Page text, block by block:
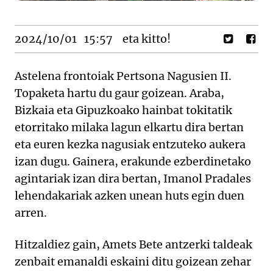
2024/10/01 15:57 eta kitto!
Astelena frontoiak Pertsona Nagusien II.
Topaketa hartu du gaur goizean. Araba,
Bizkaia eta Gipuzkoako hainbat tokitatik
etorritako milaka lagun elkartu dira bertan
eta euren kezka nagusiak entzuteko aukera
izan dugu. Gainera, erakunde ezberdinetako
agintariak izan dira bertan, Imanol Pradales
lehendakariak azken unean huts egin duen
arren.
Hitzaldiez gain, Amets Bete antzerki taldeak
zenbait emanaldi eskaini ditu goizean zehar